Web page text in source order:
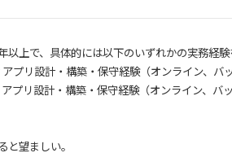
以上で、具体的には以下のいずれかの実務経
プリ設計・構築・保守経験（オンライン、バ
プリ設計・構築・保守経験（オンライン、バッ
望ましい。